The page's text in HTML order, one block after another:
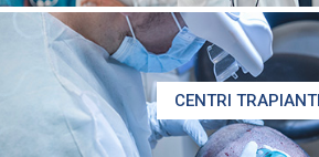
CENTRI TRAPIANTI